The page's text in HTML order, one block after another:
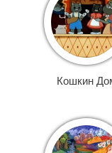
Кошкин